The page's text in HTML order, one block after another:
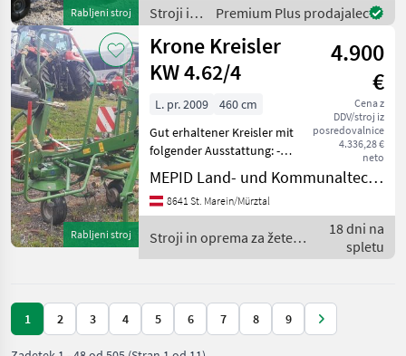
Rabljeni stroj
prstov, Naprava za širjenje
me
Stroji in
oprema
za žetev
in
spravilo
Premium Plus prodajalec
Rabljeni stroj
Krone Kreisler
KW 4.62/4
4.900
€
Cena z
DDV/stroj iz
posredovalnice
4.336,28 €
neto
L. pr. 2009
460 cm
Gut erhaltener Kreisler mit
folgender Ausstattung: -
hydraulisch Klappbar, -
mechanische
Grenzstreueinrichtung, -
4, 6 Meter, Nadmo
MEPID Land- und Kommunaltechnik GmbH
8641 St. Marein/Mürztal
Stroji in oprema za žetev
in spravilo / Krone
18 dni na
spletu
1 2 3 4 5 6 7 8 9